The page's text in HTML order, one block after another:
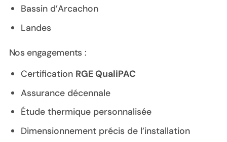
Bassin d’Arcachon
Landes
Nos engagements :
Certification RGE QualiPAC
Assurance décennale
Étude thermique personnalisée
Dimensionnement précis de l’installation